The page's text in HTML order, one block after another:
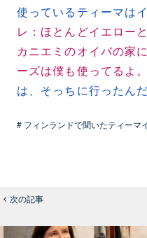
使っているティーマは
レ：ほとんどイエロー
カニエミのオイバの家
ーズは僕も使ってるよ。
は、そっちに行ったん
# フィンランドで聞いたティーマ
次の記事